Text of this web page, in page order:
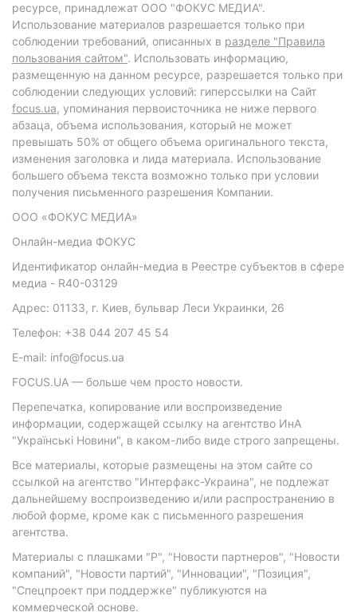
ресурсе, принадлежат ООО "ФОКУС МЕДИА".
Использование материалов разрешается только при
соблюдении требований, описанных в разделе "Правила
пользования сайтом". Использовать информацию,
размещенную на данном ресурсе, разрешается только при
соблюдении следующих условий: гиперссылки на Сайт
focus.ua, упоминания первоисточника не ниже первого
абзаца, объема использования, который не может
превышать 50% от общего объема оригинального текста,
изменения заголовка и лида материала. Использование
большего объема текста возможно только при условии
получения письменного разрешения Компании.
ООО «ФОКУС МЕДИА»
Онлайн-медиа ФОКУС
Идентификатор онлайн-медиа в Реестре субъектов в сфере
медиа - R40-03129
Адрес: 01133, г. Киев, бульвар Леси Украинки, 26
Телефон: +38 044 207 45 54
E-mail: info@focus.ua
FOCUS.UA — больше чем просто новости.
Перепечатка, копирование или воспроизведение
информации, содержащей ссылку на агентство ИнА
"Українські Новини", в каком-либо виде строго запрещены.
Все материалы, которые размещены на этом сайте со
ссылкой на агентство "Интерфакс-Украина", не подлежат
дальнейшему воспроизведению и/или распространению в
любой форме, кроме как с письменного разрешения
агентства.
Материалы с плашками "Р", "Новости партнеров", "Новости
компаний", "Новости партий", "Инновации", "Позиция",
"Спецпроект при поддержке" публикуются на
коммерческой основе.